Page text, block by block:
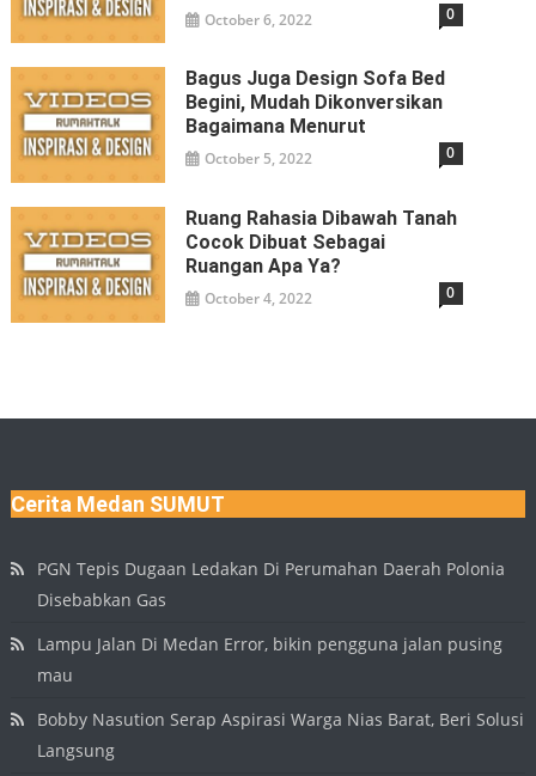
October 6, 2022 0
Bagus Juga Design Sofa Bed
Begini, Mudah Dikonversikan
Bagaimana Menurut
October 5, 2022 0
Ruang Rahasia Dibawah Tanah
Cocok Dibuat Sebagai
Ruangan Apa Ya?
October 4, 2022 0
Cerita Medan SUMUT
PGN Tepis Dugaan Ledakan Di Perumahan Daerah Polonia
Disebabkan Gas
Lampu Jalan Di Medan Error, bikin pengguna jalan pusing
mau
Bobby Nasution Serap Aspirasi Warga Nias Barat, Beri Solusi
Langsung